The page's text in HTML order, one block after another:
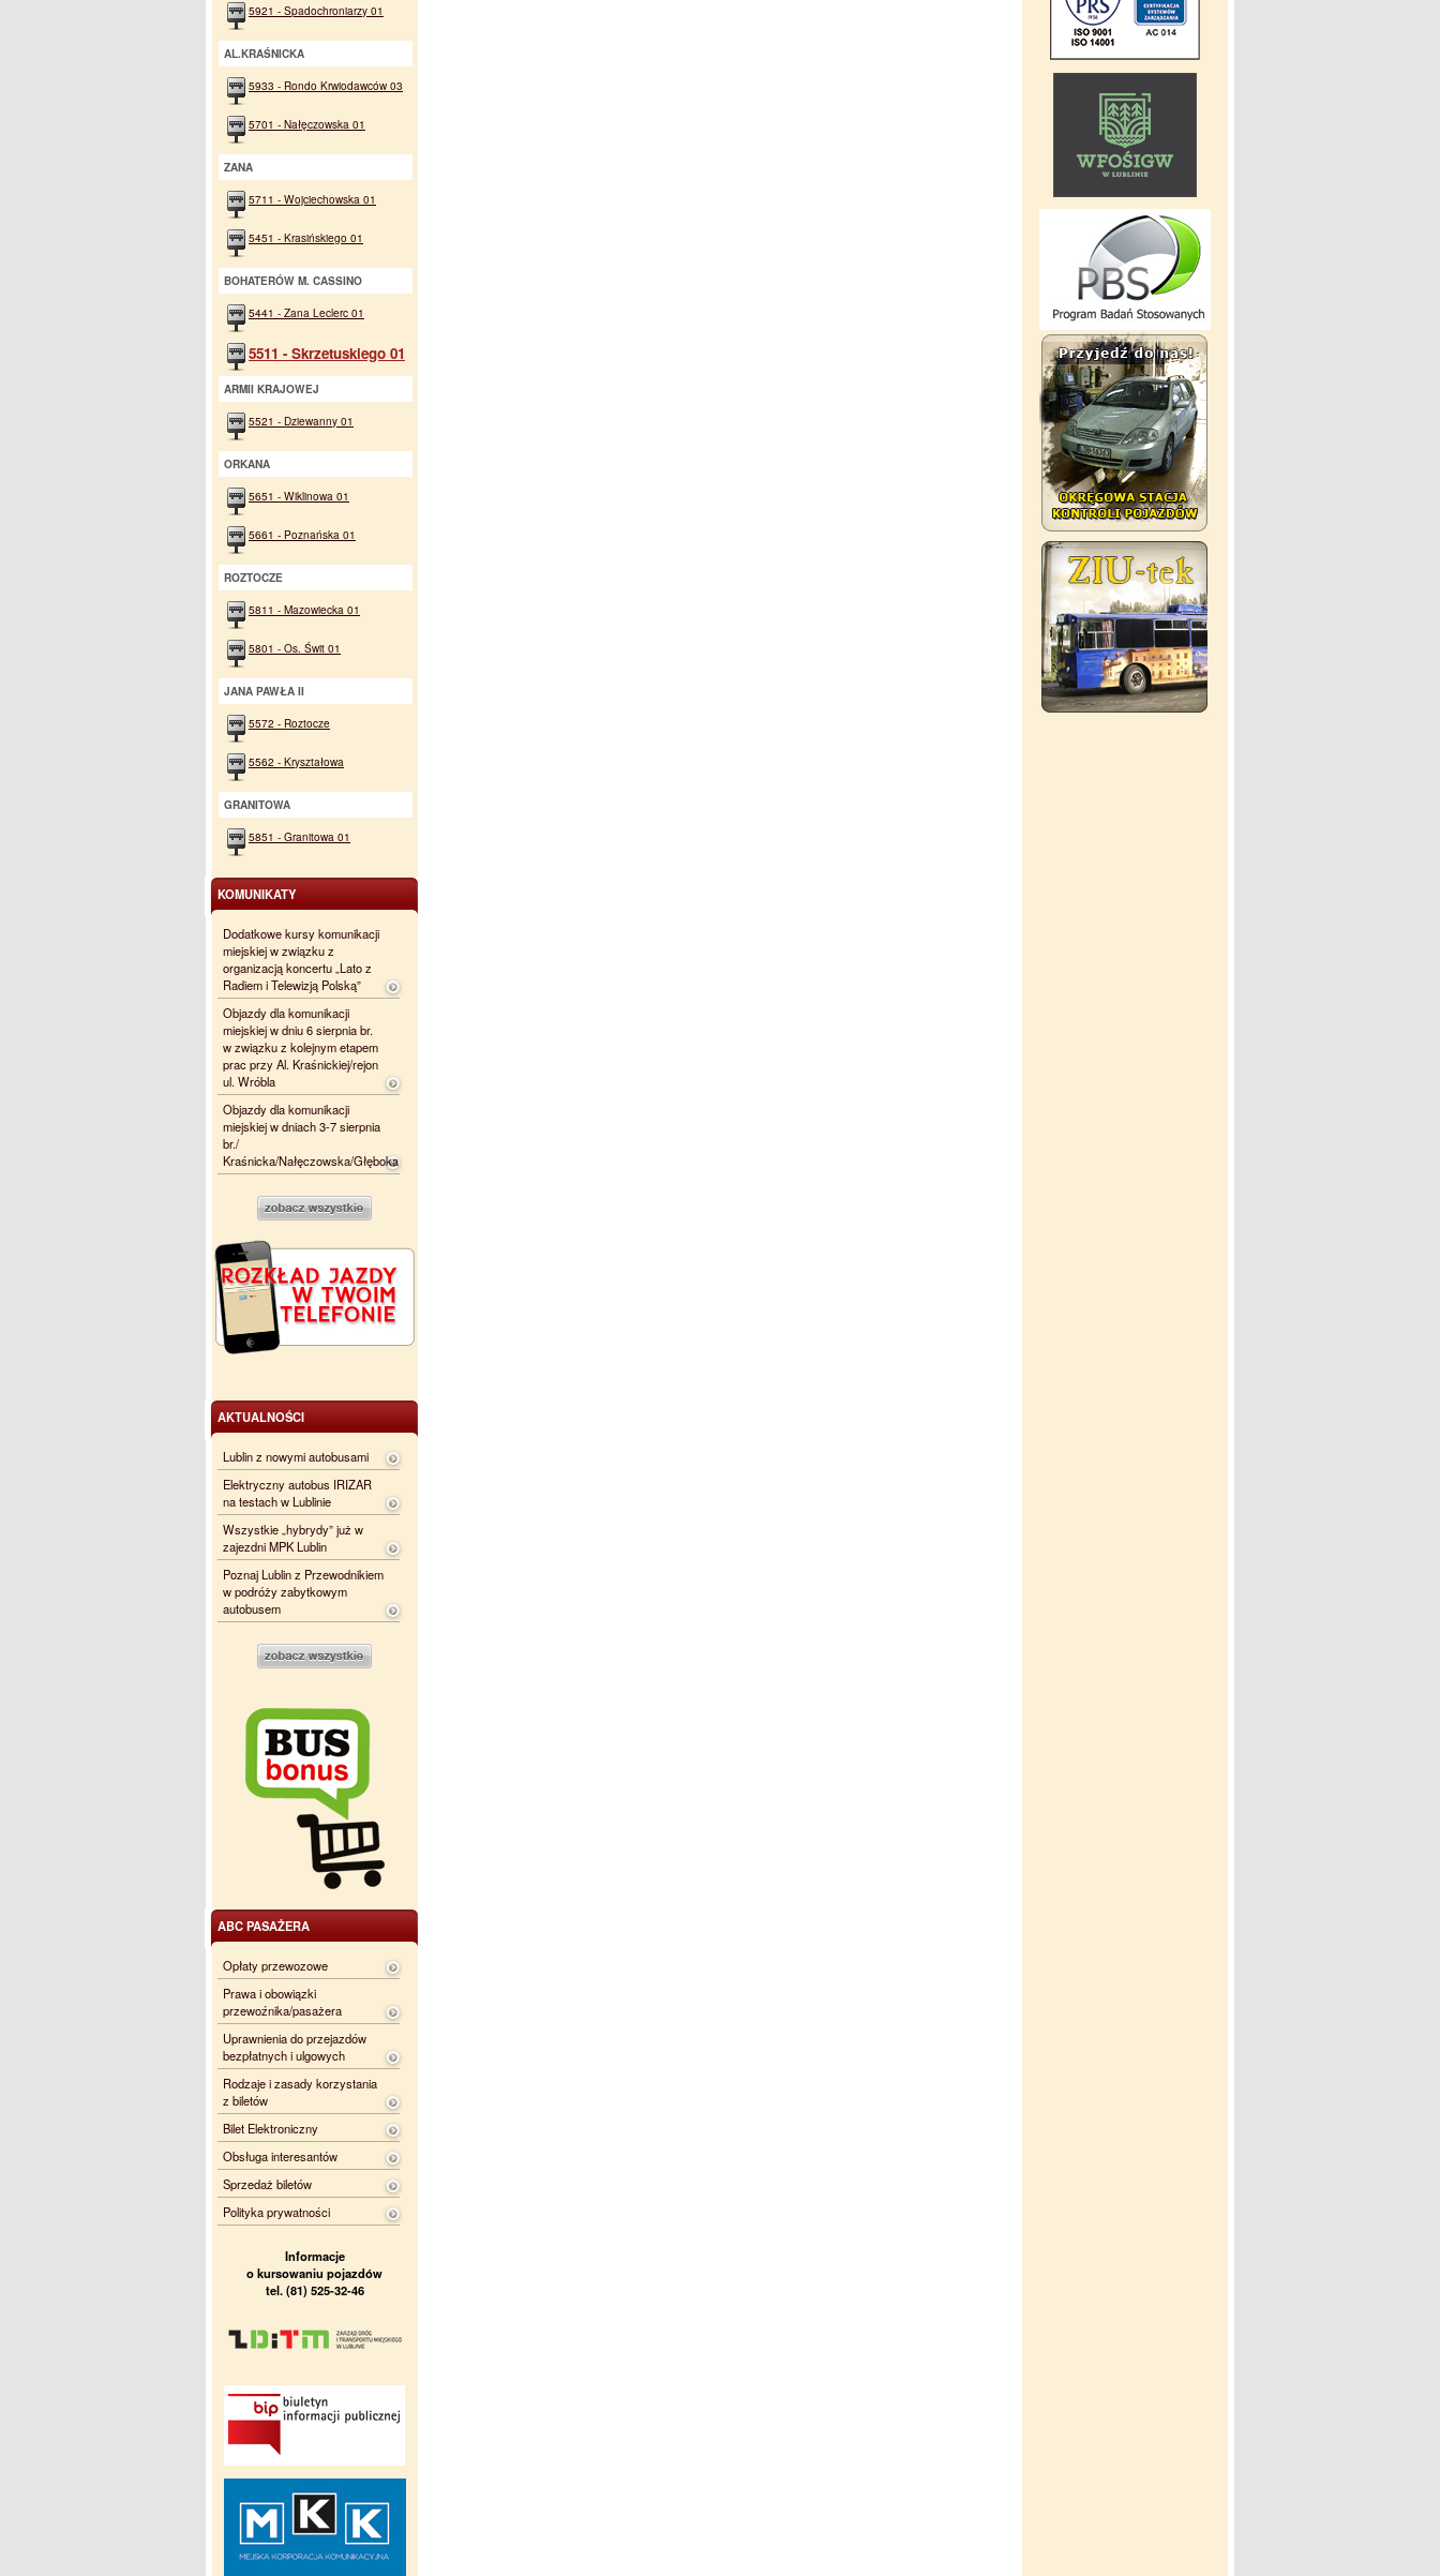
5921 - Spadochroniarzy 01
AL.KRAŚNICKA
5933 - Rondo Krwiodawców 03
5701 - Nałęczowska 01
ZANA
5711 - Wojciechowska 01
5451 - Krasińskiego 01
BOHATERÓW M. CASSINO
5441 - Zana Leclerc 01
5511 - Skrzetuskiego 01
ARMII KRAJOWEJ
5521 - Dziewanny 01
ORKANA
5651 - Wiklinowa 01
5661 - Poznańska 01
ROZTOCZE
5811 - Mazowiecka 01
5801 - Os. Świt 01
JANA PAWŁA II
5572 - Roztocze
5562 - Kryształowa
GRANITOWA
5851 - Granitowa 01
KOMUNIKATY
Dodatkowe kursy komunikacji
miejskiej w związku z
organizacją koncertu „Lato z
Radiem i Telewizją Polską”
Objazdy dla komunikacji
miejskiej w dniu 6 sierpnia br.
w związku z kolejnym etapem
prac przy Al. Kraśnickiej/rejon
ul. Wróbla
Objazdy dla komunikacji
miejskiej w dniach 3-7 sierpnia
br./
Kraśnicka/Nałęczowska/Głęboka
AKTUALNOŚCI
Lublin z nowymi autobusami
Elektryczny autobus IRIZAR
na testach w Lublinie
Wszystkie „hybrydy” już w
zajezdni MPK Lublin
Poznaj Lublin z Przewodnikiem
w podróży zabytkowym
autobusem
ABC PASAŻERA
Opłaty przewozowe
Prawa i obowiązki
przewoźnika/pasażera
Uprawnienia do przejazdów
bezpłatnych i ulgowych
Rodzaje i zasady korzystania
z biletów
Bilet Elektroniczny
Obsługa interesantów
Sprzedaż biletów
Polityka prywatności
Informacje
o kursowaniu pojazdów
tel. (81) 525-32-46